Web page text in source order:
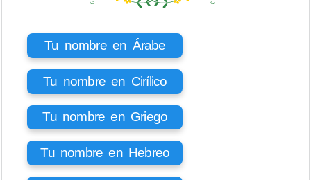
Tu nombre en Árabe
Tu nombre en Cirílico
Tu nombre en Griego
Tu nombre en Hebreo